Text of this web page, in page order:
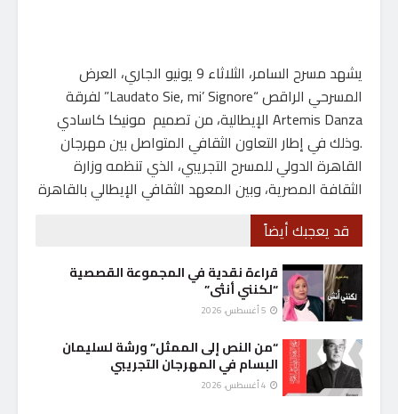
يشهد مسرح السامر، الثلاثاء 9 يونيو الجاري، العرض
المسرحي الراقص “Laudato Sie, mi’ Signore” لفرقة
Artemis Danza الإيطالية، من تصميم مونيكا كاسادي
.وذلك في إطار التعاون الثقافي المتواصل بين مهرجان
القاهرة الدولي للمسرح التجريبي، الذي تنظمه وزارة
الثقافة المصرية، وبين المعهد الثقافي الإيطالي بالقاهرة
قد يعجبك أيضاً
قراءة نقدية في المجموعة القصصية
“لكنني أنثى”
“من النص إلى الممثل” ورشة لسليمان
البسام في المهرجان التجريبي